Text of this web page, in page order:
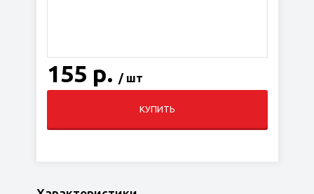
155 р. / шт
КУПИТЬ